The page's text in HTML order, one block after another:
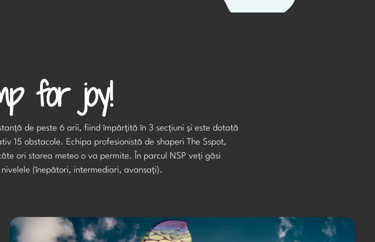
for joy!
de peste 6 arii, fiind împărțită în 3 secțiuni și este dotată
15 obstacole. Echipa profesionistă de shaperi The Sspot,
ori starea meteo o va permite. În parcul NSP veți găsi
(înepători, intermediari, avansați).